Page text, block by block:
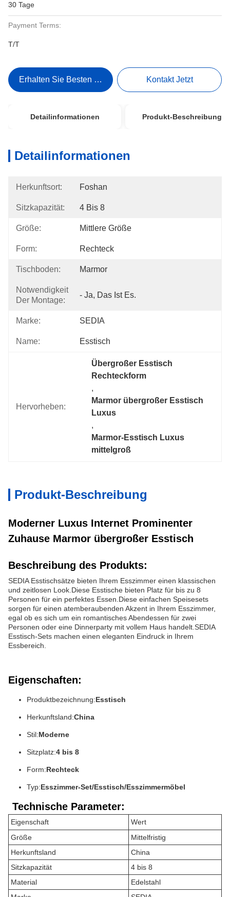
30 Tage
Payment Terms:
T/T
Erhalten Sie Besten Preis Kontakt Jetzt
Detailinformationen Produkt-Beschreibung
Detailinformationen
Herkunftsort: Foshan
Sitzkapazität: 4 Bis 8
Größe: Mittlere Größe
Form: Rechteck
Tischboden: Marmor
Notwendigkeit
Der Montage:
- Ja, Das Ist Es.
Marke: SEDIA
Name: Esstisch
Hervorheben:
Übergroßer Esstisch
Rechteckform
,
Marmor übergroßer Esstisch
Luxus
,
Marmor-Esstisch Luxus
mittelgroß
Produkt-Beschreibung
Moderner Luxus Internet Prominenter
Zuhause Marmor übergroßer Esstisch
Beschreibung des Produkts:
SEDIA Esstischsätze bieten Ihrem Esszimmer einen klassischen
und zeitlosen Look.Diese Esstische bieten Platz für bis zu 8
Personen für ein perfektes Essen.Diese einfachen Speisesets
sorgen für einen atemberaubenden Akzent in Ihrem Esszimmer,
egal ob es sich um ein romantisches Abendessen für zwei
Personen oder eine Dinnerparty mit vollem Haus handelt.SEDIA
Esstisch-Sets machen einen eleganten Eindruck in Ihrem
Essbereich.
Eigenschaften:
Produktbezeichnung:Esstisch
Herkunftsland:China
Stil:Moderne
Sitzplatz:4 bis 8
Form:Rechteck
Typ:Esszimmer-Set/Esstisch/Esszimmermöbel
Technische Parameter:
Eigenschaft
Wert
Größe
Mittelfristig
Herkunftsland
China
Sitzkapazität
4 bis 8
Material
Edelstahl